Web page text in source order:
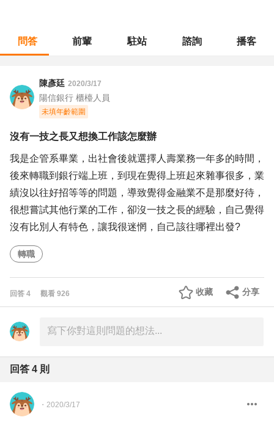
問答 前輩 駐站 諮詢 播客
陳彥廷 2020/3/17
陽信銀行 櫃檯人員
未填年齡範圍
沒有一技之長又想換工作該怎麼辦
我是企管系畢業，出社會後就選擇人壽業務一年多的時間，
後來轉職到銀行端上班，到現在覺得上班起來雜事很多，業
績沒以往好招等等的問題，導致覺得金融業不是那麼好待，
很想嘗試其他行業的工作，卻沒一技之長的經驗，自己覺得
沒有比別人有特色，讓我很迷惘，自己該往哪裡出發?
轉職
回答 4 觀看 926 分享
收藏
回答 4 則
・ 2020/3/17